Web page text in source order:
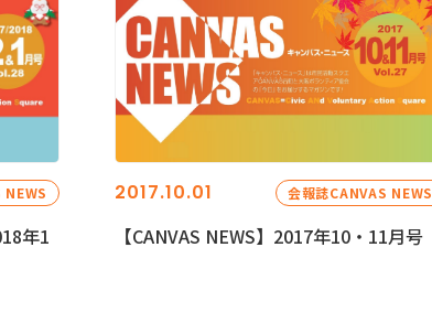
NEWS
年1
2017.10.01 会報誌CANVAS NEWS
【CANVAS NEWS】2017年10・11月号